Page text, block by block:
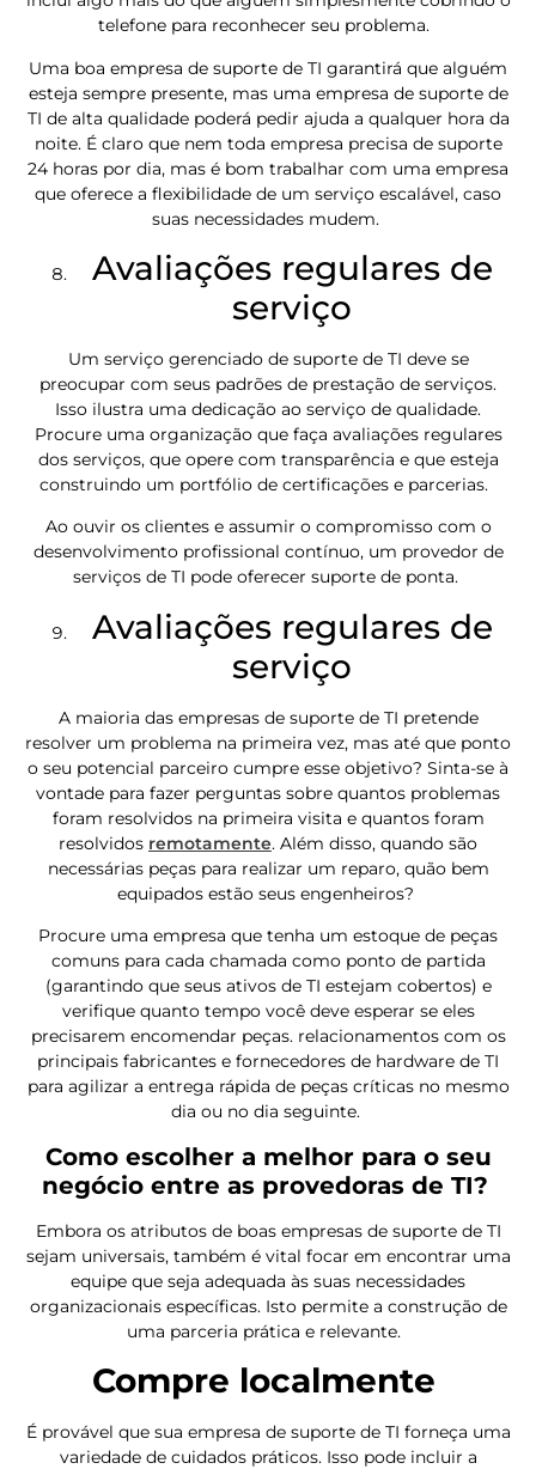
telefone para reconhecer seu problema.
Uma boa empresa de suporte de TI garantirá que alguém
esteja sempre presente, mas uma empresa de suporte de
TI de alta qualidade poderá pedir ajuda a qualquer hora da
noite. É claro que nem toda empresa precisa de suporte
24 horas por dia, mas é bom trabalhar com uma empresa
que oferece a flexibilidade de um serviço escalável, caso
suas necessidades mudem.
Avaliações regulares de
serviço
Um serviço gerenciado de suporte de TI deve se
preocupar com seus padrões de prestação de serviços.
Isso ilustra uma dedicação ao serviço de qualidade.
Procure uma organização que faça avaliações regulares
dos serviços, que opere com transparência e que esteja
construindo um portfólio de certificações e parcerias.
Ao ouvir os clientes e assumir o compromisso com o
desenvolvimento profissional contínuo, um provedor de
serviços de TI pode oferecer suporte de ponta.
Avaliações regulares de
serviço
A maioria das empresas de suporte de TI pretende
resolver um problema na primeira vez, mas até que ponto
o seu potencial parceiro cumpre esse objetivo? Sinta-se à
vontade para fazer perguntas sobre quantos problemas
foram resolvidos na primeira visita e quantos foram
resolvidos remotamente. Além disso, quando são
necessárias peças para realizar um reparo, quão bem
equipados estão seus engenheiros?
Procure uma empresa que tenha um estoque de peças
comuns para cada chamada como ponto de partida
(garantindo que seus ativos de TI estejam cobertos) e
verifique quanto tempo você deve esperar se eles
precisarem encomendar peças. relacionamentos com os
principais fabricantes e fornecedores de hardware de TI
para agilizar a entrega rápida de peças críticas no mesmo
dia ou no dia seguinte.
Como escolher a melhor para o seu
negócio entre as provedoras de TI?
Embora os atributos de boas empresas de suporte de TI
sejam universais, também é vital focar em encontrar uma
equipe que seja adequada às suas necessidades
organizacionais específicas. Isto permite a construção de
uma parceria prática e relevante.
Compre localmente
É provável que sua empresa de suporte de TI forneça uma
variedade de cuidados práticos. Isso pode incluir a